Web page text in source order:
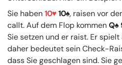
Sie haben10 10 , raisen vor
callt. Auf dem Flop kommenQ
Sie setzen und er raist. Er
daher bedeutet sein Check-
dass Sie geschlagen sind. Sie